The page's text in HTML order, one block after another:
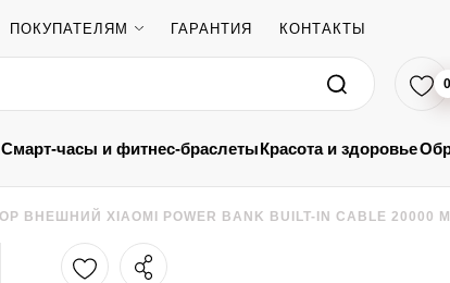
ПОКУПАТЕЛЯМ ГАРАНТИЯ КОНТАКТЫ
0
Смарт-часы и фитнес-браслетыКрасота и здоровье
ВНЕШНИЙ XIAOMI POWER BANK BUILT-IN CABLE 20000